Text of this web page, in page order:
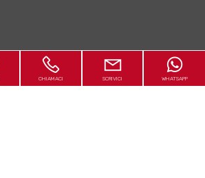
CHIAMACI SCRIVICI WHATSAPP